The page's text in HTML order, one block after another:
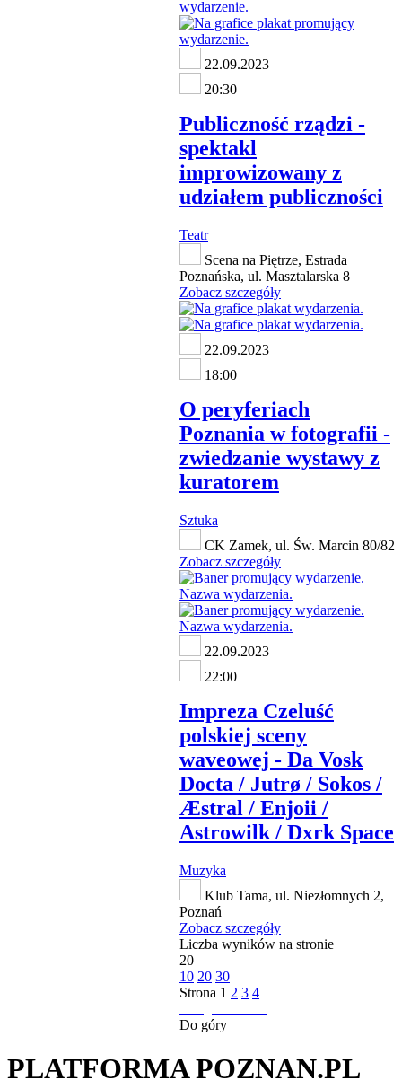
22.09.2023
20:30
Publiczność rządzi -
spektakl
improwizowany z
udziałem publiczności
Teatr
Scena na Piętrze, Estrada
Poznańska, ul. Masztalarska 8
Zobacz szczegóły
22.09.2023
18:00
O peryferiach
Poznania w fotografii -
zwiedzanie wystawy z
kuratorem
Sztuka
CK Zamek, ul. Św. Marcin 80/82
Zobacz szczegóły
22.09.2023
22:00
Impreza Czeluść
polskiej sceny
waveowej - Da Vosk
Docta / Jutrø / Sokos /
Æstral / Enjoii /
Astrowilk / Dxrk Space
Muzyka
Klub Tama, ul. Niezłomnych 2,
Poznań
Zobacz szczegóły
Liczba wyników na stronie
20
10 20 30
Strona 1 2 3 4
Do góry
PLATFORMA POZNAN.PL